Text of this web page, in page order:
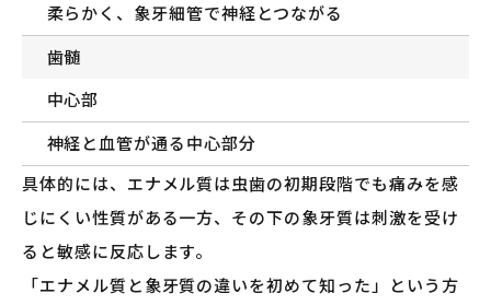
柔らかく、象牙細管で神経とつながる
歯髄
中心部
神経と血管が通る中心部分
具体的には、エナメル質は虫歯の初期段階でも痛みを感
じにくい性質がある一方、その下の象牙質は刺激を受け
ると敏感に反応します。
「エナメル質と象牙質の違いを初めて知った」という方